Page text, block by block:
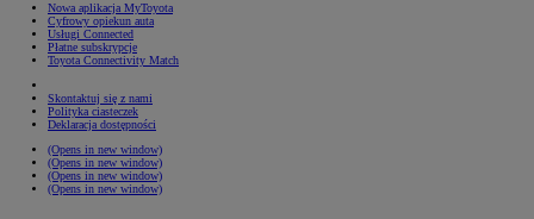
Nowa aplikacja MyToyota
Cyfrowy opiekun auta
Usługi Connected
Płatne subskrypcje
Toyota Connectivity Match
Skontaktuj się z nami
Polityka ciasteczek
Deklaracja dostępności
(Opens in new window)
(Opens in new window)
(Opens in new window)
(Opens in new window)